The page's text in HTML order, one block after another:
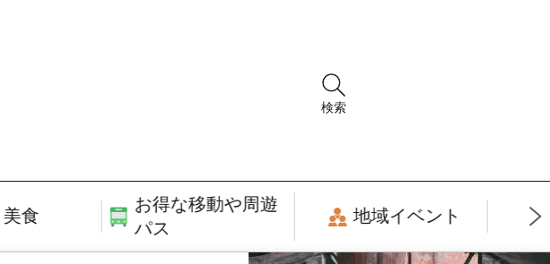
検索
美食
お得な移動や周遊
パス
地域イベント